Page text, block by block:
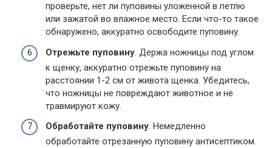
проверьте, нет ли пуповины уложенной в петлю
или зажатой во влажное место. Если что-то такое
обнаружено, аккуратно освободите пуповину.
Отрежьте пуповину. Держа ножницы под углом
к щенку, аккуратно отрежьте пуповину на
расстоянии 1-2 см от живота щенка. Убедитесь,
что ножницы не повреждают животное и не
травмируют кожу.
Обработайте пуповину. Немедленно
обработайте отрезанную пуповину антисептиком.